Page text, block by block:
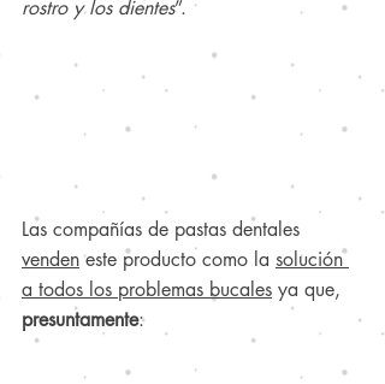
rostro y los dientes”.
Las compañías de pastas dentales
venden este producto como la solución
a todos los problemas bucales ya que,
presuntamente: